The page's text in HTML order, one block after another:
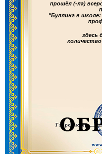
прошёл (-ла)
"Буллинг в
здесь